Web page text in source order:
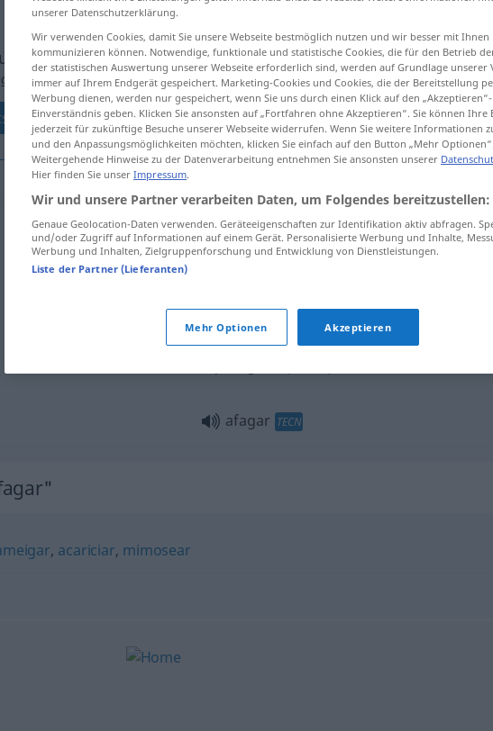
anklicken/antippen)
schmeicheln, hegen nähren glätten
afagar
afagar braços
afagar FIG
afagar TECN
, acariciar, mimosear
unserer Datenschutzerklärung.
Wir verwenden Cookies, damit Sie unsere Webseite bestmöglich nutzen und wir besser mit Ihnen
kommunizieren können. Notwendige, funktionale und statistische Cookies, die für den Betrieb
der statistischen Auswertung unserer Webseite erforderlich sind, werden auf Grundlage unserer
immer auf Ihrem Endgerät gespeichert. Marketing-Cookies und Cookies, die der Bereitstellung
Werbung dienen, werden nur gespeichert, wenn Sie uns durch einen Klick auf den
Einverständnis geben. Klicken Sie ansonsten auf „Fortfahren ohne Akzeptieren“. Sie können
jederzeit für zukünftige Besuche unserer Webseite widerrufen. Wenn Sie weitere Informationen
und den Anpassungsmöglichkeiten möchten, klicken Sie einfach auf den Button „Mehr
Weitergehende Hinweise zu der Datenverarbeitung entnehmen Sie ansonsten unserer
Hier finden Sie unser Impressum.
Wir und unsere Partner verarbeiten Daten, um Folgendes bereitzustellen:
Genaue Geolocation-Daten verwenden. Geräteeigenschaften zur Identifikation aktiv abfragen.
und/oder Zugriff auf Informationen auf einem Gerät. Personalisierte Werbung und Inhalte,
Werbung und Inhalten, Zielgruppenforschung und Entwicklung von Dienstleistungen.
Liste der Partner (Lieferanten)
Mehr Optionen Akzeptieren